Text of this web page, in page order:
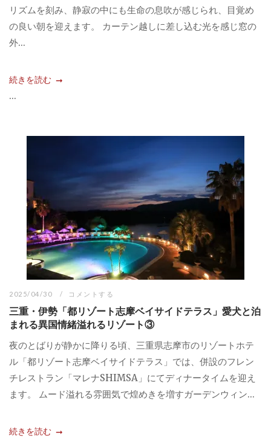
リズムを刻み、静寂の中にも生命の息吹が感じられ、目覚め
の良い朝を迎えます。 カーテン越しに差し込む光を感じ窓の
外...
続きを読む
...
2025/04/30 コメントする
三重・伊勢「都リゾート志摩ベイサイドテラス」愛犬と泊
まれる異国情緒溢れるリゾート③
夜のとばりが静かに降りる頃、三重県志摩市のリゾートホテ
ル「都リゾート志摩ベイサイドテラス」では、併設のフレン
チレストラン「マレナSHIMSA」にてディナータイムを迎え
ます。 ムード溢れる雰囲気で煌めきを増すガーデンウィン...
続きを読む